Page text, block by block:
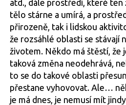
atd., dále prostředí, které ten
tělo stárne a umírá, a
přirozeně, tak i lidskou
že rozsáhlé oblasti se stávají
životem. Někdo má štěstí, že
taková změna neodehrává,
to se do takové oblasti
přestane vyhovovat. Ale…
je má dnes, je nemusí mít